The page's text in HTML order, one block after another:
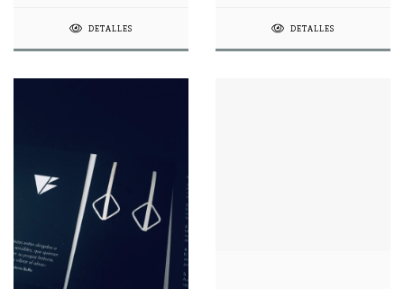
DETALLES DETALLES